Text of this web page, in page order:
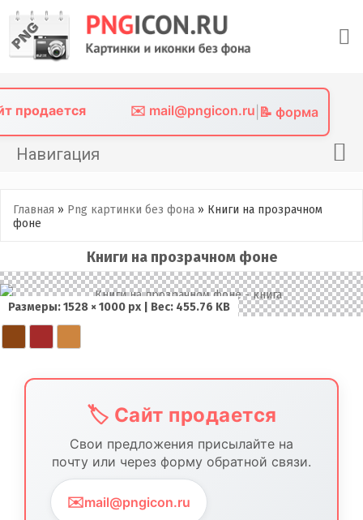
content
продается ✉️ mail@pngicon.ru 📝 форма
Навигация
Png иконки
Фото без фона
Контакты
Главная » Png картинки без фона » Книги на прозрачном
фоне
Книги на прозрачном фоне
Размеры: 1528 × 1000 px | Вес: 455.76 KB
🏷️ Сайт продается
Свои предложения присылайте на
почту или через форму обратной связи.
✉️mail@pngicon.ru